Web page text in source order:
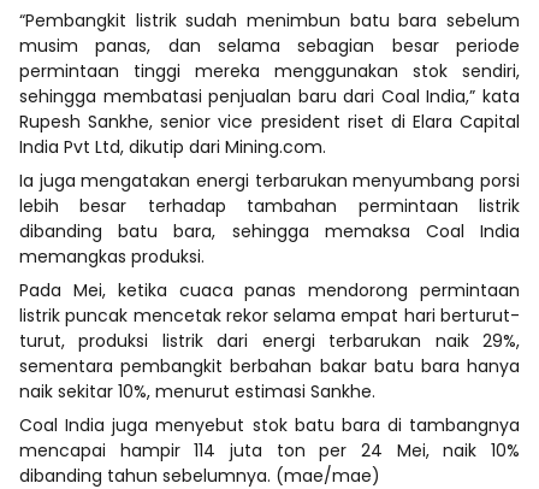
“Pembangkit listrik sudah menimbun batu bara sebelum
musim panas, dan selama sebagian besar periode
permintaan tinggi mereka menggunakan stok sendiri,
sehingga membatasi penjualan baru dari Coal India,” kata
Rupesh Sankhe, senior vice president riset di Elara Capital
India Pvt Ltd, dikutip dari Mining.com.
Ia juga mengatakan energi terbarukan menyumbang porsi
lebih besar terhadap tambahan permintaan listrik
dibanding batu bara, sehingga memaksa Coal India
memangkas produksi.
Pada Mei, ketika cuaca panas mendorong permintaan
listrik puncak mencetak rekor selama empat hari berturut-
turut, produksi listrik dari energi terbarukan naik 29%,
sementara pembangkit berbahan bakar batu bara hanya
naik sekitar 10%, menurut estimasi Sankhe.
Coal India juga menyebut stok batu bara di tambangnya
mencapai hampir 114 juta ton per 24 Mei, naik 10%
dibanding tahun sebelumnya. (mae/mae)